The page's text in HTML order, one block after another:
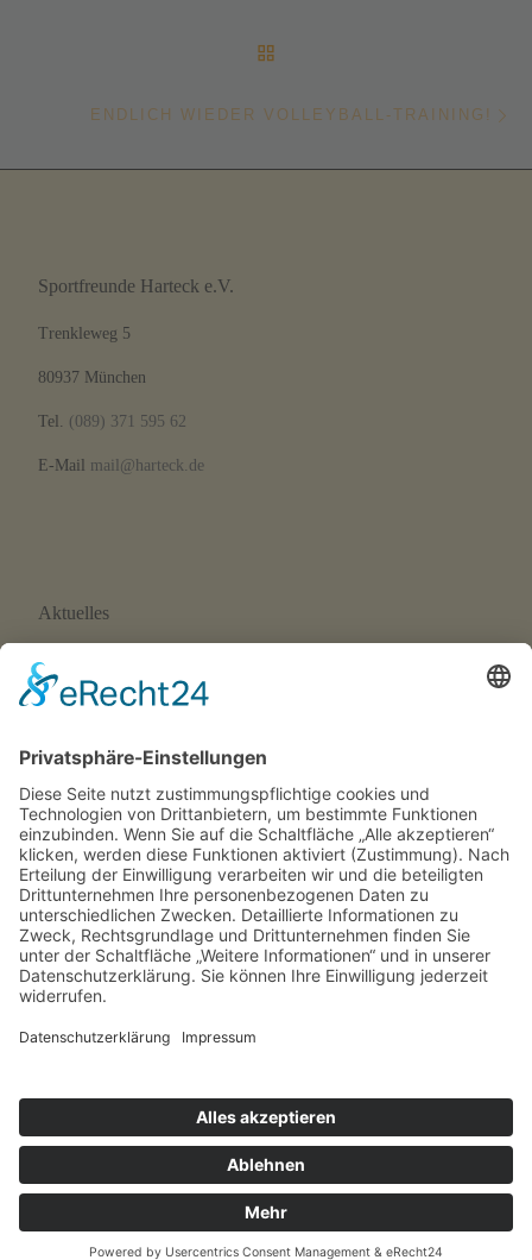
ENDLICH WIEDER VOLLEYBALL-TRAINING!
Sportfreunde Harteck e.V.
Trenkleweg 5
80937 München
Tel. (089) 371 595 62
E-Mail mail@harteck.de
Aktuelles
Neue Eltern-Kind-Turnstunde ab September 2026
Wir suchen Trainer*innen!
SFH-News 171 · 01/26
SFH-News 170 · 04/25
Rechtliches
Impressum
Datenschutzerklärung
© 2026Sportfreunde Harteck München e.V.– Alle Rechte
vorbehalten